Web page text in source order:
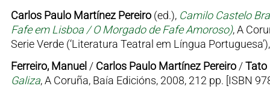
Carlos Paulo Martínez Pereiro(ed.), Camilo Castelo
Fafe em Lisboa / O Morgado de Fafe Amoroso), A
Serie Verde (‘Literatura Teatral em Língua
Ferreiro, Manuel / Carlos Paulo Martínez Pereiro/Tato
Galiza, A Coruña, Baía Edicións, 2008, 212 pp. [ISBN